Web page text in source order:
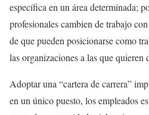
específica en un área determinada;
profesionales cambien de trabajo
de que pueden posicionarse como
las organizaciones a las que
Adoptar una “cartera de carrera”
en un único puesto, los empleados